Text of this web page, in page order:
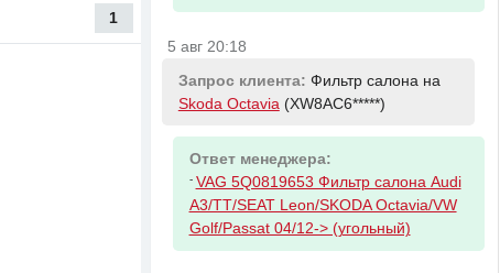
1
5 авг 20:18
Запрос клиента: Фильтр салона на
Skoda Octavia (XW8AC6*****)
Ответ менеджера:
- VAG 5Q0819653 Фильтр салона Audi
A3/TT/SEAT Leon/SKODA Octavia/VW
Golf/Passat 04/12-> (угольный)